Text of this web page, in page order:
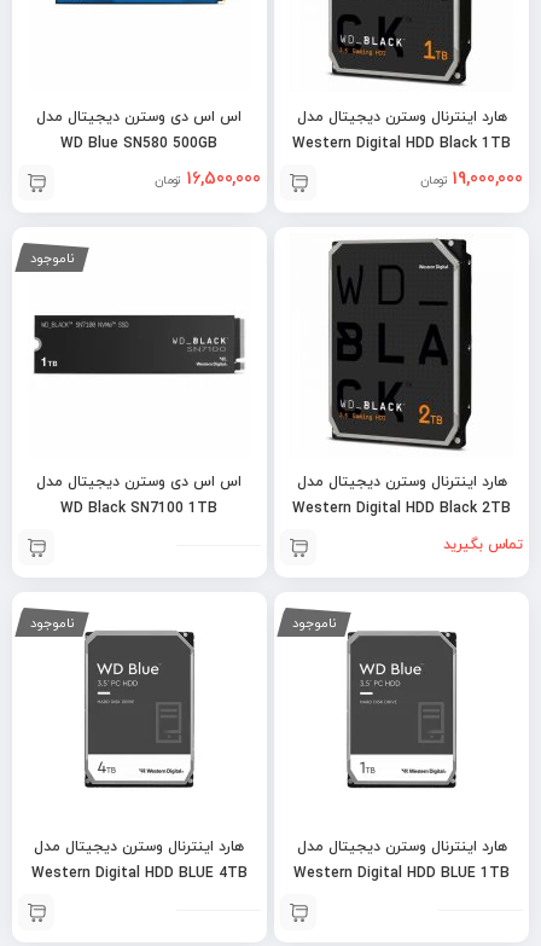
هارد اینترنال وسترن دیجیتال مدل
Western Digital HDD Black 1TB
19,000,000 تومان
اس اس دی وسترن دیجیتال مدل
WD Blue SN580 500GB
16,500,000 تومان
هارد اینترنال وسترن دیجیتال مدل
Western Digital HDD Black 2TB
تماس بگیرید
ناموجود
اس اس دی وسترن دیجیتال مدل
WD Black SN7100 1TB
ناموجود
هارد اینترنال وسترن دیجیتال مدل
Western Digital HDD BLUE 1TB
ناموجود
هارد اینترنال وسترن دیجیتال مدل
Western Digital HDD BLUE 4TB